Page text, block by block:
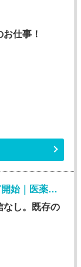
仕事！
コールセンター・テレオペ（受信）(7/7開始｜医薬品通販の注文・契約サポート｜週4日～)
なし。既存の